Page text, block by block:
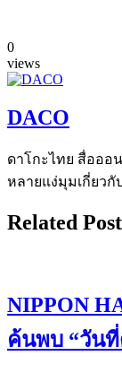
0
views
DACO
ดาโกะไทย สื่อออ
หลายแง่มุมเกี่ยว
Related
NIPPON
ค้นพบ “วัน